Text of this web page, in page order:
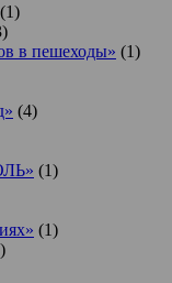
(1)
в пешеходы» (1)
(4)
(1)
(1)